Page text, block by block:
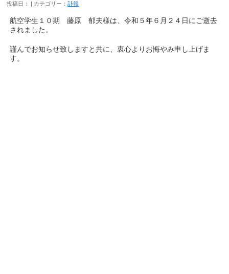
投稿日： | カテゴリー：訃報
航空学生１０期 藤原 郁夫様は、令和５年６月２４日にご逝去
されました。
謹んでお知らせ致しますと共に、衷心よりお悔やみ申し上げま
す。